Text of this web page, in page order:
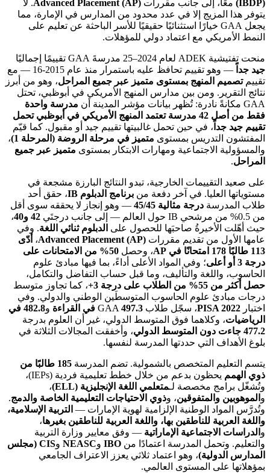
(IBDP) معًا، إلى جانب مقررات Advanced Placement (AP). لا
يتوفر هذا المزيج إلا في عدد محدود من المدارس في الإمارة، مما
يجعل GAA خيارًا استثنائيًا حقيقيًا للأسر الباحثة عن تعليم على
النمط الأمريكي مع اعتماد دولي للمؤهلات.
منحت تفتيشية ADEK لعام 2024–25 مدرسةَ GAA تقييمًا إجماليًا
جيد جداً
— وهو تقييم تحافظ عليه باستمرار منذ عام 2015-16 — مع
تقييمتصميم المنهج بمستوى متميز عبر جميع المراحل، وهو من أبرز
نتائج التقرير. ومن بين مدارس المنهج الأمريكي في أبوظبي، تحتل
GAA مكانةً نادرة: تُظهر بيانات مؤشر المدينة أن
مدرسة واحدة
فقط من أصل 42 مدرسة تعتمد المنهج الأمريكي في أبوظبي تحمل
تقييم جيد جداً ، في حين تحمل غالبيتها تقييم جيد أو مقبول. كما قيّم
المفتشون التدريس بمستوى متميز في مرحلة الروضة (المرحلة 1)
،
والمسؤولية الاجتماعية ومهارات الابتكار بمستوى متميز عبر جميع
المراحل.
على صعيد التقييمات الخارجية، تبدو النتائج البارزة مشجعة في
مستوياتها العليا. في آخر دفعة من برنامج الدبلوم IB
، حقق أحد
طلاب المدرسة درجة مثالية 45/45
— وهو إنجاز لا يحققه سوى أقل
من 0.5% من مرشحي IB حول العالم — إلى جانب درجتَي
42 و40
،
حيث أهّلت الأخيرةُ صاحبَها للحصول على الدبلوم ثنائي اللغة. وفي
عامها الأول من تقديم مقررات Advanced Placement (AP)، أدّى
113 طالبًا 178 امتحانًا في AP
، وحصل
50% من الامتحانات على
درجة 3 أو أعلى
؛ وفي المواد الأعلى أداءً، بما فيها مبادئ علوم
الحاسوب، واللغة والتأليف، وما قبل حساب التفاضل والتكامل،
حصل أكثر من 55% من الطلاب على درجة 3+
، كما تجاوز متوسط
درجات مبادئ علوم الحاسوب المتوسطَين الوطني والدولي. وفي
اختبار PISA 2022، سجّل طلاب GAA 497.3 في القراءة و
482.8 في
الرياضيات، وكلاهما فوق المتوسط الدولي، غير أن العلوم بدرجة
477.2 جاءت دون المتوسط الدولي
، وأخفقت المجالات الثلاثة في
بلوغ الأهداف التي حددتها المدرسة لنفسها.
يتسم التعليم المتخصص بالشمولية. تضم المدرسة
185 طالبًا من
ذوي الهمم
يحظون بدعم من خلال خطط تعليمية فردية (IEPs)،
وتُشغّل برامج مخصصة لـمتعلمي اللغة الإنجليزية (ELL)
،
و الموهوبين والمتفوقين، وذوي الاحتياجات التعليمية الخاصة والدمج.
وتُدرَّس المواد الوطنية الإلزامية لهوية الإمارات — التربية الإسلامية،
واللغة العربية للناطقين بها، واللغة العربية للناطقين بغيرها،
و الدراسات الاجتماعية الإماراتية — وفق معايير وزارة التربية
والتعليم. وتحمل المدرسة اعتمادًا من IBO وNEASC و
CIS (مجلس
المدارس الدولية)، وهو اعتماد ثلاثي يعزز الاعتراف الجامعي
بمؤهلاتها على المستوى العالمي.